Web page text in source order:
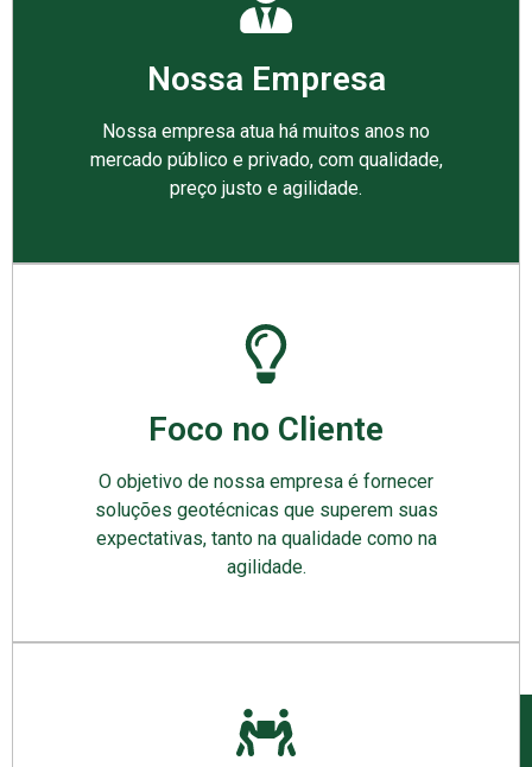
Nossa Empresa
Nossa empresa atua há muitos anos no
mercado público e privado, com qualidade,
preço justo e agilidade.
Foco no Cliente
O objetivo de nossa empresa é fornecer
soluções geotécnicas que superem suas
expectativas, tanto na qualidade como na
agilidade.